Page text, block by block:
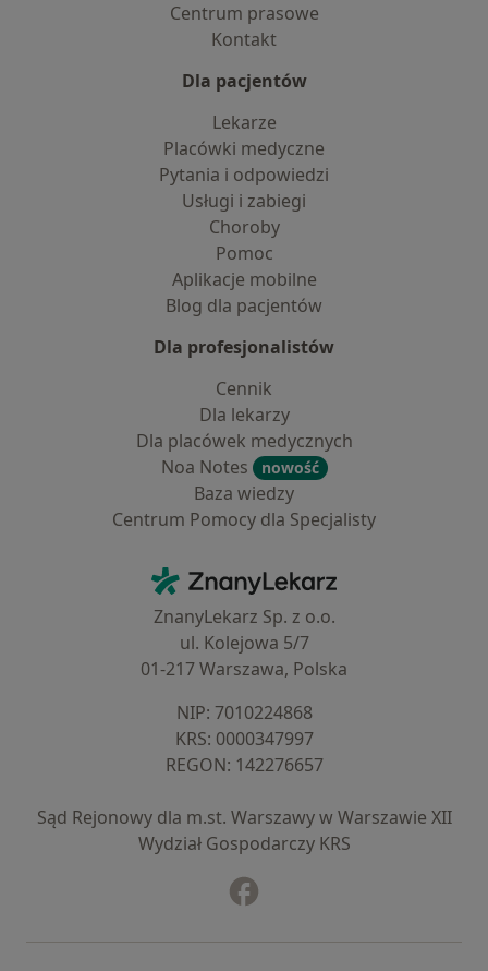
Centrum prasowe
Kontakt
Dla pacjentów
Lekarze
Placówki medyczne
Pytania i odpowiedzi
Usługi i zabiegi
Choroby
Pomoc
Aplikacje mobilne
Blog dla pacjentów
Dla profesjonalistów
Cennik
Dla lekarzy
Dla placówek medycznych
Noa Notes
nowość
Baza wiedzy
Centrum Pomocy dla Specjalisty
ZnanyLekarz - Strona główna
ZnanyLekarz Sp. z o.o.
ul. Kolejowa 5/7
01-217 Warszawa, Polska
NIP: ⁠7010224868
KRS: ⁠0000347997
REGON: ⁠142276657
Sąd Rejonowy dla m.st. Warszawy w Warszawie XII
Wydział Gospodarczy KRS